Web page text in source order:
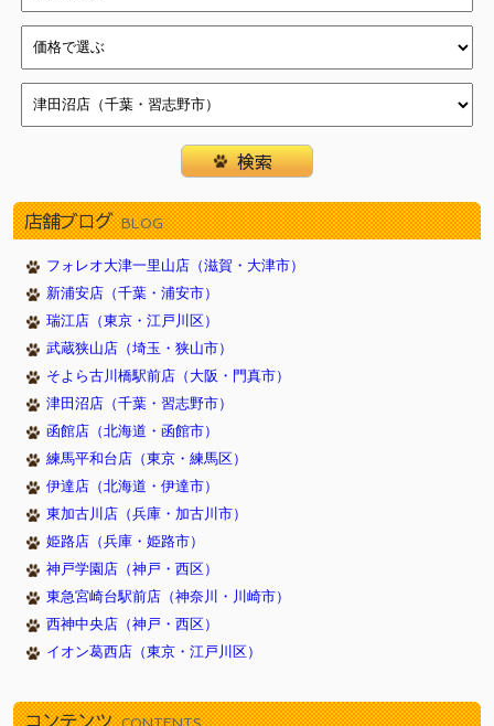
店舗ブログ BLOG
フォレオ大津一里山店（滋賀・大津市）
新浦安店（千葉・浦安市）
瑞江店（東京・江戸川区）
武蔵狭山店（埼玉・狭山市）
そよら古川橋駅前店（大阪・門真市）
津田沼店（千葉・習志野市）
函館店（北海道・函館市）
練馬平和台店（東京・練馬区）
伊達店（北海道・伊達市）
東加古川店（兵庫・加古川市）
姫路店（兵庫・姫路市）
神戸学園店（神戸・西区）
東急宮崎台駅前店（神奈川・川崎市）
西神中央店（神戸・西区）
イオン葛西店（東京・江戸川区）
コンテンツ